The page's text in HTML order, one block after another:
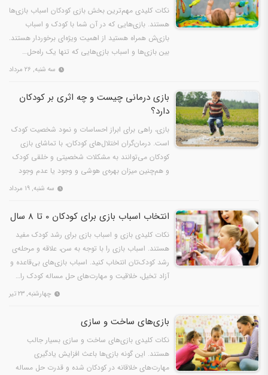
نکات کلیدی مهم‌ترین ‌بخش بازی کودکان اسباب بازی‌ها
هستند. بازی‌هایی که در آن شما با کودک و اسباب
بازی‌ش همراه هستید از اهمیت ویژه‌ای برخوردار هستند.
بین بازی‌ها و اسباب بازی‌هایی که تنها یک راه‌حل…
سه شنبه, ۲۶ مرداد
بازی درمانی چیست و چه اثری بر کودکان
دارد؟
بازی، راهی برای ابراز احساسات و نمود شخصیت کودک
است. درمان‌گران اختلال‌های کودکان، با تماشای بازی
کودکان می‌توانند به مشکلات شخصیتی و خلقی کودک
و هم‌چنین میزان بهره‌ی هوشی و وجود یا عدم وجود
سه شنبه, ۱۹ مرداد
انتخاب اسباب بازی برای کودکان 0 تا 8 سال
نکات کلیدی بازی و اسباب بازی برای رشد کودک مفید
هستند. اسباب بازی را با توجه به سن، علاقه و مرحله‌ی
رشد کودک‌تان انتخاب کنید. اسباب بازی‌های بی‌قاعده و
آزاد تخیل، خلاقیت و مهارت‌های حل مساله کودک را…
چهارشنبه, ۲۳ تیر
بازی‌های ساخت و سازی
نکات کلیدی بازی‌های ساخت و سازی بسیار جالب
هستند. این گونه بازی‌ها باعث افزایش یادگیری
مهارت‌های خلاقانه در کودکان شده و قدرت حل مساله